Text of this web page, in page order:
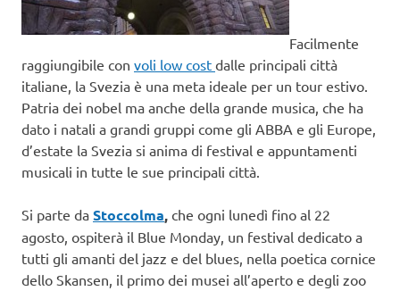
Facilmente
raggiungibile con voli low cost dalle principali città
italiane, la Svezia è una meta ideale per un tour estivo.
Patria dei nobel ma anche della grande musica, che ha
dato i natali a grandi gruppi come gli ABBA e gli Europe,
d’estate la Svezia si anima di festival e appuntamenti
musicali in tutte le sue principali città.
Si parte da Stoccolma, che ogni lunedì fino al 22
agosto, ospiterà il Blue Monday, un festival dedicato a
tutti gli amanti del jazz e del blues, nella poetica cornice
dello Skansen, il primo dei musei all’aperto e degli zoo